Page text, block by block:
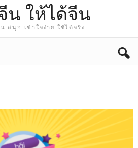
น ให้ได้จีน
สนุก เข้าใจง่าย ใช้ได้จริง